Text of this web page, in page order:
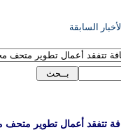
السابقة
تتفقد أعمال تطوير